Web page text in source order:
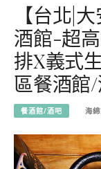
【台北|
酒館-超
排X義式
區餐酒館
餐酒館/酒吧 海